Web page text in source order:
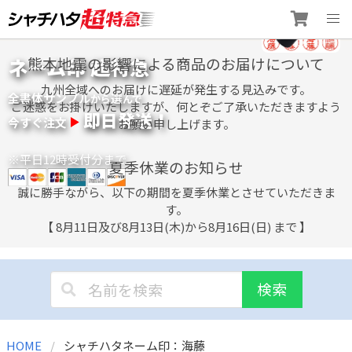
to
content
ネーム印 超特急
全書体サンプルから選んで
今すぐ注文 即日発送！
※平日12時受付分まで
熊本地震の影響による商品のお届けについて
九州全域へのお届けに遅延が発生する見込みです。
ご迷惑をお掛けいたしますが、何とぞご了承いただきますよう
お願い申し上げます。
夏季休業のお知らせ
誠に勝手ながら、以下の期間を夏季休業とさせていただきま
す。
【 8月11日及び8月13日(木)から8月16日(日) まで 】
検索
HOME シャチハタネーム印：海藤